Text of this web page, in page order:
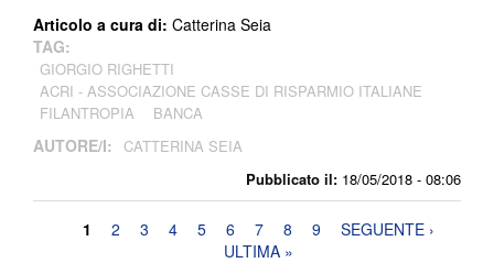
Pubblicato il: 18/05/2018 - 08:06
Articolo a cura di: Catterina Seia
TAG:
GIORGIO RIGHETTI
ACRI - ASSOCIAZIONE CASSE DI RISPARMIO ITALIANE
FILANTROPIA
BANCA
AUTORE/I: CATTERINA SEIA
Pagine
1 2 3 4 5 6 7 8 9
SEGUENTE ›
ULTIMA »